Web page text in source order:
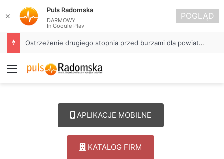
Ostrzeżenie drugiego stopnia przed burzami dla powiatu radomszczańskiego
Menu
APLIKACJE MOBILNE
KATALOG FIRM
✕
Puls Radomska
DARMOWY
In Google Play
POGLĄD